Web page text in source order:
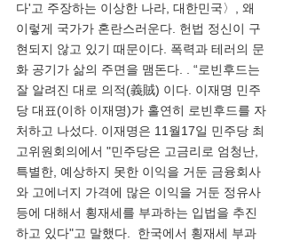
다'고 주장하는 이상한 나라, 대한민국〉, 왜
이렇게 국가가 혼란스러운다. 헌법 정신이 구
현되지 않고 있기 때문이다. 폭력과 테러의 문
화 공기가 삶의 주면을 맴돈다. . “로빈후드는
잘 알려진 대로 의적(義賊) 이다. 이재명 민주
당 대표(이하 이재명)가 홀연히 로빈후드를 자
처하고 나섰다. 이재명은 11월17일 민주당 최
고위원회의에서 "민주당은 고금리로 엄청난,
특별한, 예상하지 못한 이익을 거둔 금융회사
와 고에너지 가격에 많은 이익을 거둔 정유사
등에 대해서 횡재세를 부과하는 입법을 추진
하고 있다"고 말했다.  한국에서 횡재세 부과